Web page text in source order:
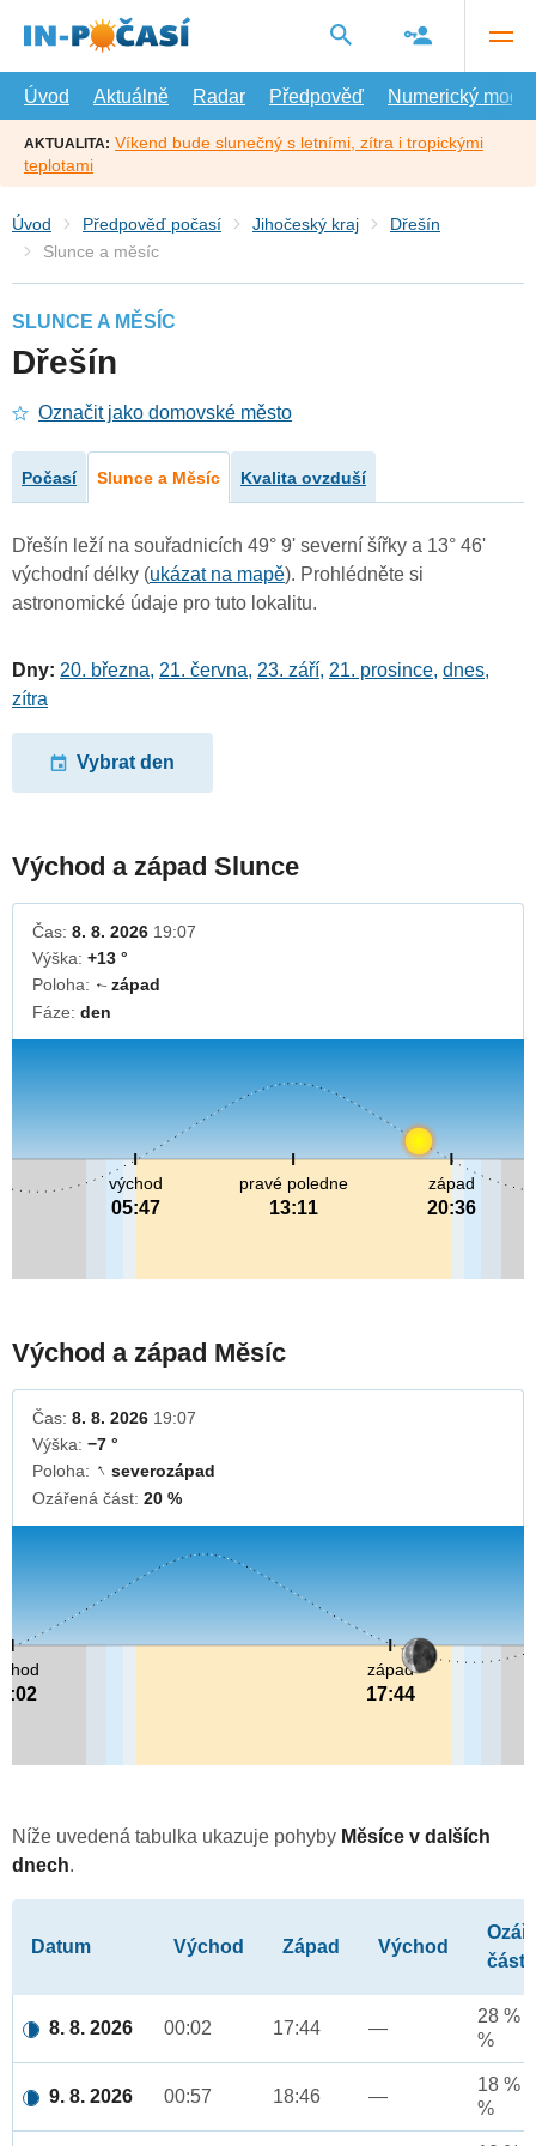
hlavní
Úvod
Aktuálně Radar Předpověď Numerický model
AKTUALITA: Víkend bude slunečný s letními, zítra i tropickými
teplotami
Úvod Předpověď počasí Jihočeský kraj
Dřešín
Slunce a měsíc
SLUNCE A MĚSÍC
Dřešín
Označit jako domovské město
Počasí Slunce a Měsíc Kvalita ovzduší
Dřešín leží na souřadnicích 49° 9' severní šířky a 13° 46'
východní délky (ukázat na mapě). Prohlédněte si
astronomické údaje pro tuto lokalitu.
Dny: 20. března, 21. června, 23. září, 21. prosince, dnes,
zítra
Vybrat den
Východ a západ Slunce
Čas: 8. 8. 2026 19:07
Výška: +13 °
Poloha:
↓západ
Fáze: den
pravé poledne
13:11
východ
05:47
západ
20:36
Východ a západ Měsíc
Čas: 8. 8. 2026 19:07
Výška: −7 °
Poloha: ↓severozápad
Ozářená část: 20 %
západ
17:44
Níže uvedená tabulka ukazuje pohyby Měsíce v dalších
dnech.
Datum Východ Západ Východ
část
8. 8. 2026 00:02 17:44 —
28 %
%
9. 8. 2026 00:57 18:46 —
18 %
%